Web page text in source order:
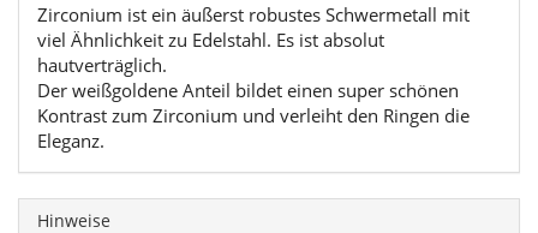
Zirconium ist ein äußerst robustes Schwermetall mit
viel Ähnlichkeit zu Edelstahl. Es ist absolut
hautverträglich.
Der weißgoldene Anteil bildet einen super schönen
Kontrast zum Zirconium und verleiht den Ringen die
Eleganz.
Hinweise